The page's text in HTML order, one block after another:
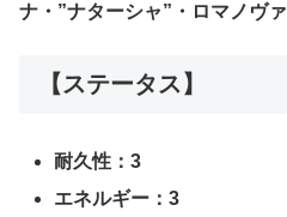
ナ・”ナターシャ”・ロマノヴァ
【ステータス】
耐久性：3
エネルギー：3